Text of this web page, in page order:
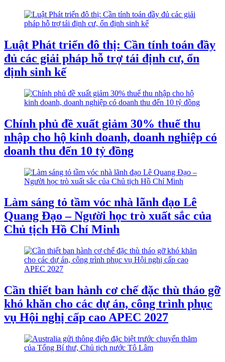
Luật Phát triển đô thị: Cần tính toán đầy
đủ các giải pháp hỗ trợ tái định cư, ổn
định sinh kế
Chính phủ đề xuất giảm 30% thuế thu
nhập cho hộ kinh doanh, doanh nghiệp có
doanh thu đến 10 tỷ đồng
Làm sáng tỏ tầm vóc nhà lãnh đạo Lê
Quang Đạo – Người học trò xuất sắc của
Chủ tịch Hồ Chí Minh
Cần thiết ban hành cơ chế đặc thù tháo gỡ
khó khăn cho các dự án, công trình phục
vụ Hội nghị cấp cao APEC 2027